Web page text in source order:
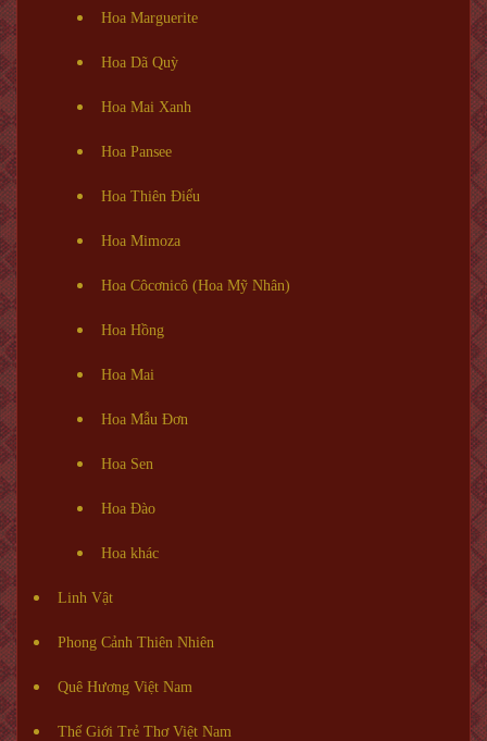
Hoa Marguerite
Hoa Dã Quỳ
Hoa Mai Xanh
Hoa Pansee
Hoa Thiên Điểu
Hoa Mimoza
Hoa Côcơnicô (Hoa Mỹ Nhân)
Hoa Hồng
Hoa Mai
Hoa Mẫu Đơn
Hoa Sen
Hoa Đào
Hoa khác
Linh Vật
Phong Cảnh Thiên Nhiên
Quê Hương Việt Nam
Thế Giới Trẻ Thơ Việt Nam